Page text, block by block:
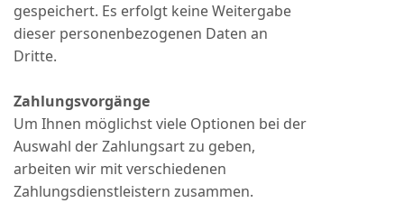
gespeichert. Es erfolgt keine Weitergabe
dieser personenbezogenen Daten an
Dritte.
Zahlungsvorgänge
Um Ihnen möglichst viele Optionen bei der
Auswahl der Zahlungsart zu geben,
arbeiten wir mit verschiedenen
Zahlungsdienstleistern zusammen.